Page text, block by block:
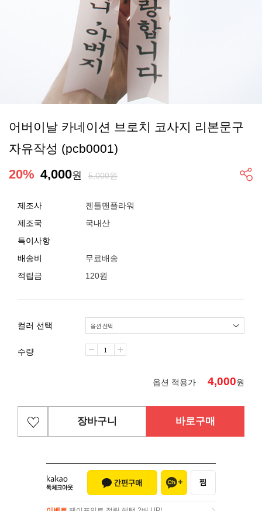
어버이날 카네이션 브로치 코사지 리본문구
자유작성 (pcb0001)
20% 4,000원 5,000원
제조사
젠틀맨플라워
제조국
국내산
특이사항
배송비
무료배송
적립금
120원
컬러 선택
수량
옵션 적용가 4,000원
장바구니 바로구매